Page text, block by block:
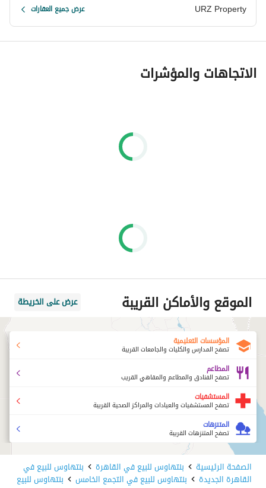
URZ Property عرض جميع العقارات
الاتجاهات والمؤشرات
الموقع والأماكن القريبة عرض على الخريطة
المؤسسات التعليمية
تصفح المدارس والكليات والجامعات القريبة
المطاعم
تصفح الفنادق والمطاعم والمقاهي القريب
المستشفيات
تصفح المستشفيات والعيادات والمراكز الصحية القريبة
المتنزهات
تصفح المتنزهات القريبة
الصفحة الرئيسية بنتهاوس للبيع في القاهرة بنتهاوس للبيع في
القاهرة الجديدة بنتهاوس للبيع في التجمع الخامس بنتهاوس للبيع